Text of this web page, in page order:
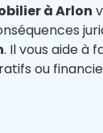
à Arlon
. Il vous aide à
ou